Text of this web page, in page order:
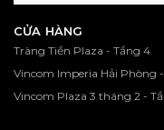
CỬA HÀNG
Tràng Tiền Plaza - Tầng 4
Vincom Imperia Hải Phòng -
Vincom Plaza 3 tháng 2 -